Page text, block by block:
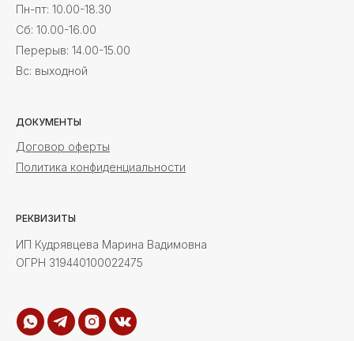
Пн-пт: 10.00-18.30
Cб: 10.00-16.00
Перерыв: 14.00-15.00
Вс: выходной
ДОКУМЕНТЫ
Договор оферты
Политика конфиденциальности
ИП Кудрявцева Марина Вадимовна
ОГРН 319440100022475
РЕКВИЗИТЫ